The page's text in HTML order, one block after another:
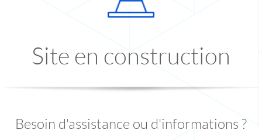
Site en construction
Besoin d'assistance ou d'informations ?